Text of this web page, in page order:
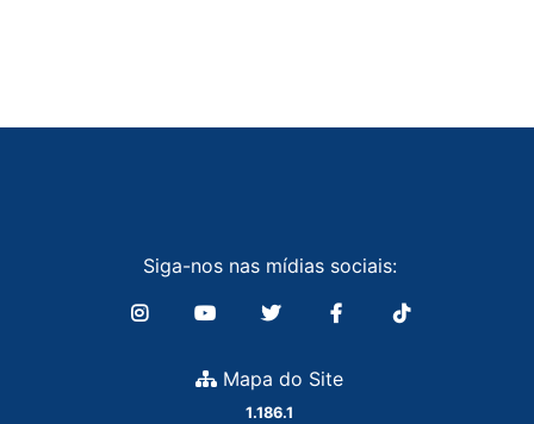
Siga-nos nas mídias sociais:
Mapa do Site
1.186.1